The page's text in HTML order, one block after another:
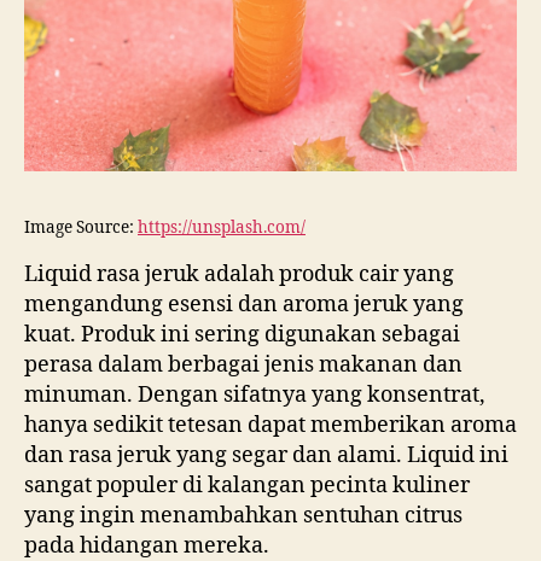
Image Source: https://unsplash.com/
Liquid rasa jeruk adalah produk cair yang
mengandung esensi dan aroma jeruk yang
kuat. Produk ini sering digunakan sebagai
perasa dalam berbagai jenis makanan dan
minuman. Dengan sifatnya yang konsentrat,
hanya sedikit tetesan dapat memberikan aroma
dan rasa jeruk yang segar dan alami. Liquid ini
sangat populer di kalangan pecinta kuliner
yang ingin menambahkan sentuhan citrus
pada hidangan mereka.